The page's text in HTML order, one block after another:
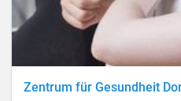
Zentrum für Gesundheit